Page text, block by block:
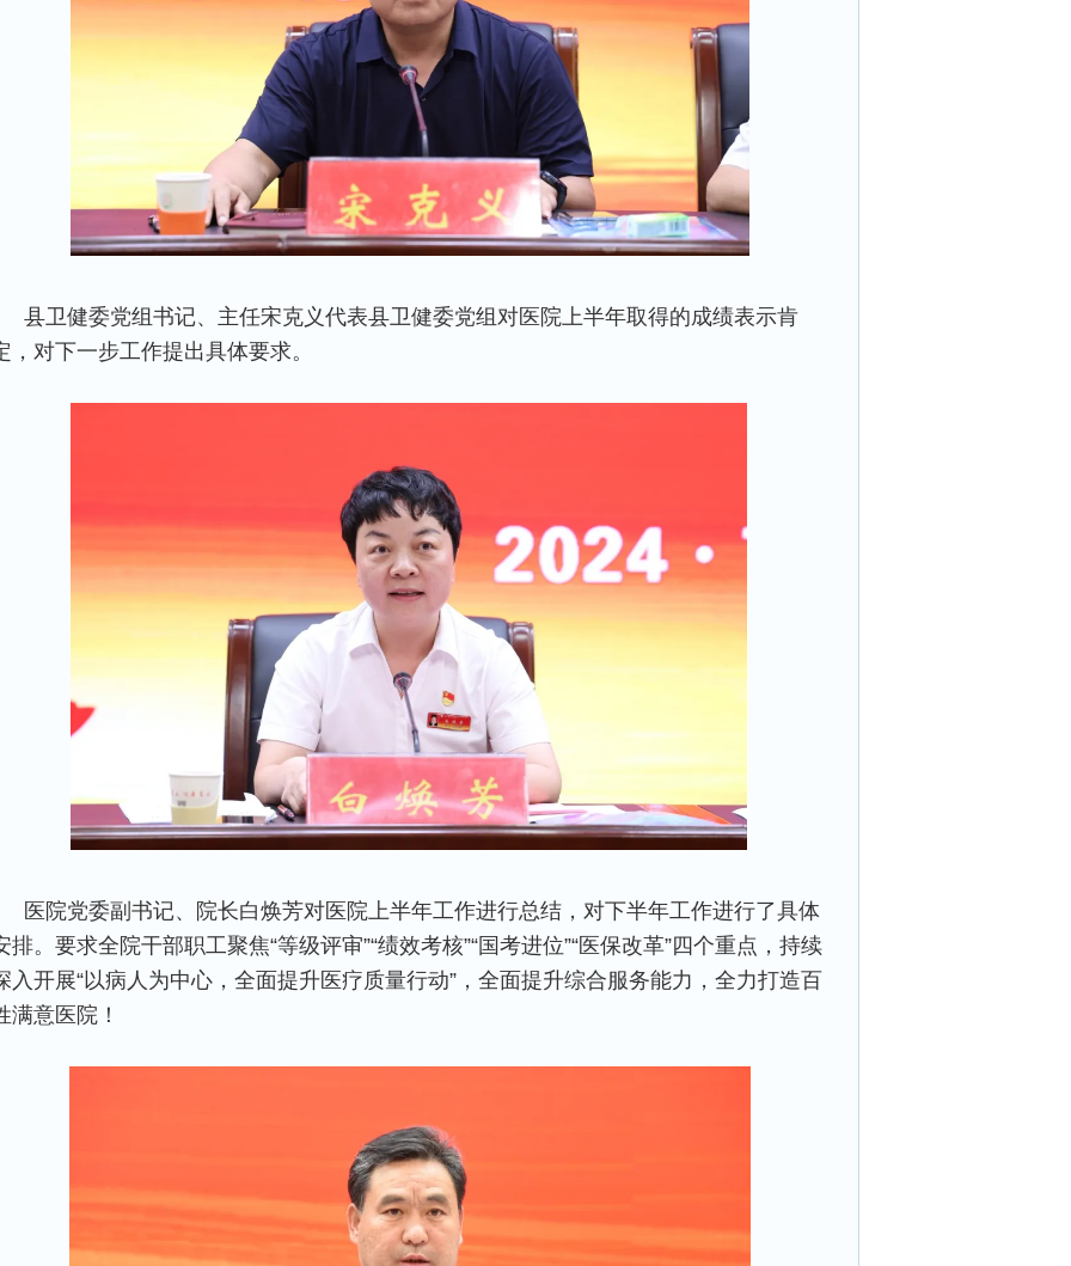
县卫健委党组书记、主任宋克义代表县卫健委党组对医院上半年取得的成绩表示肯
，对下一步工作提出具体要求。
医院党委副书记、院长白焕芳对医院上半年工作进行总结，对下半年工作进行了具体
排。要求全院干部职工聚焦“等级评审”“绩效考核”“国考进位”“医保改革”四个重点，持续
入开展“以病人为中心，全面提升医疗质量行动”，全面提升综合服务能力，全力打造百
满意医院！